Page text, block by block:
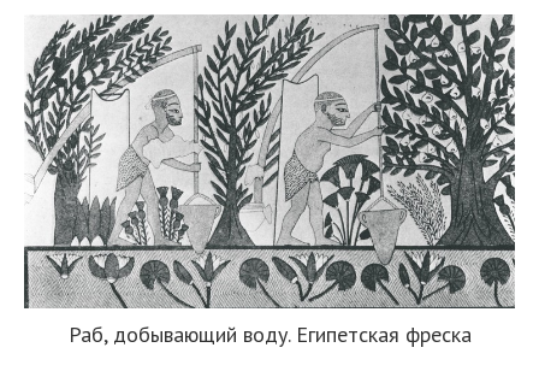
Раб, добывающий воду. Египетская фреска